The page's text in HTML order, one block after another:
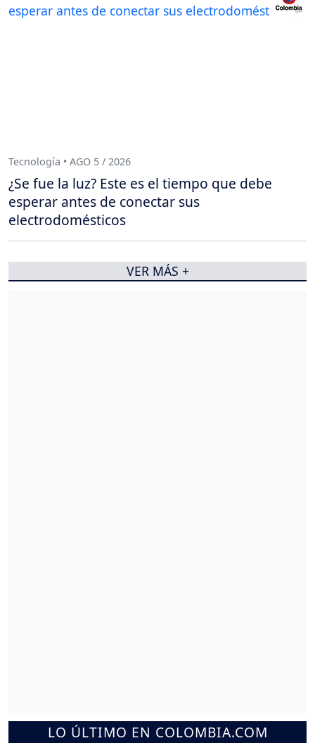
LO ÚLTIMO EN COLOMBIA.COM
Tecnología • AGO 5 / 2026
¿Se fue la luz? Este es el tiempo que debe
esperar antes de conectar sus
electrodomésticos
VER MÁS +